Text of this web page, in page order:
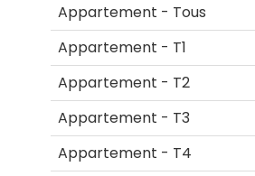
Appartement - Tous
Appartement - T1
Appartement - T2
Appartement - T3
Appartement - T4